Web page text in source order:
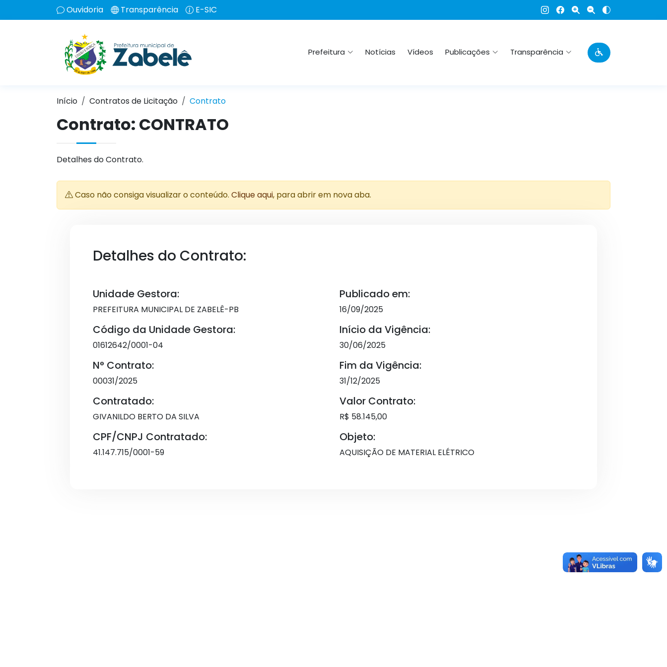
Ouvidoria Transparência E-SIC
Prefeitura Notícias Vídeos Publicações Transparência
Início Contratos de Licitação Contrato
Contrato: CONTRATO
Detalhes do Contrato.
Caso não consiga visualizar o conteúdo. Clique aqui, para abrir em nova aba.
Detalhes do Contrato:
Unidade Gestora:
PREFEITURA MUNICIPAL DE ZABELÊ-PB
Código da Unidade Gestora:
01612642/0001-04
N° Contrato:
00031/2025
Contratado:
GIVANILDO BERTO DA SILVA
CPF/CNPJ Contratado:
41.147.715/0001-59
Publicado em:
16/09/2025
Início da Vigência:
30/06/2025
Fim da Vigência:
31/12/2025
Valor Contrato:
R$ 58.145,00
Objeto:
AQUISIÇÃO DE MATERIAL ELÉTRICO